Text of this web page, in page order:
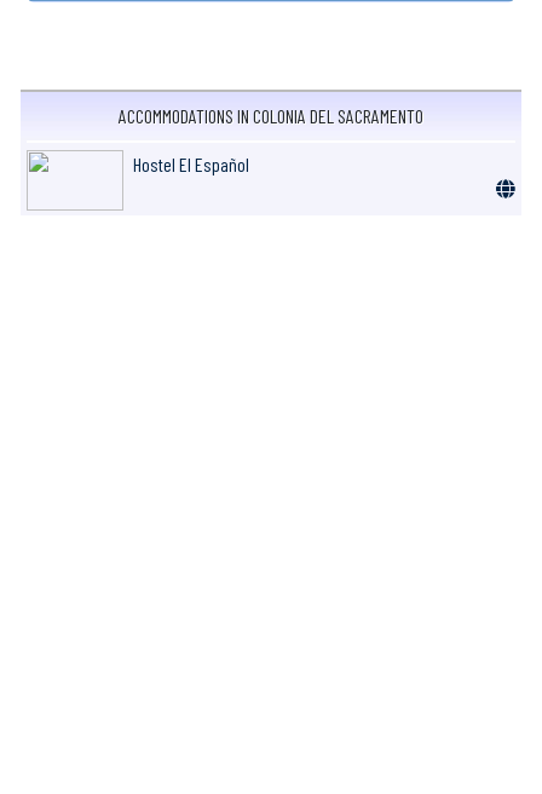
ACCOMMODATIONS IN COLONIA DEL SACRAMENTO
Hostel El Español